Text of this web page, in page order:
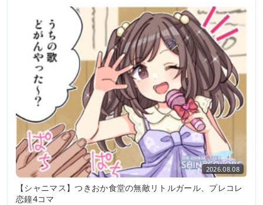
2026.08.08
【シャニマス】つきおか食堂の無敵リトルガール、プレコレ
恋鐘4コマ